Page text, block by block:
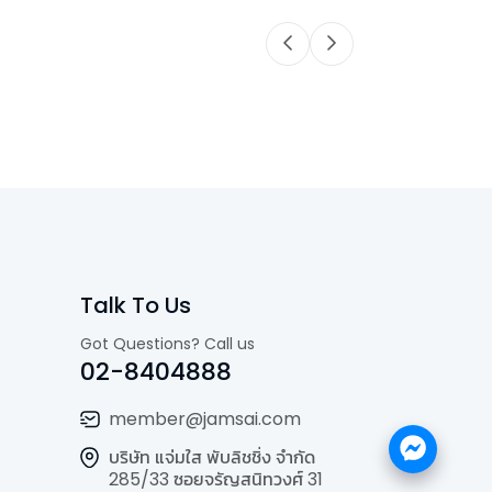
Talk To Us
Got Questions? Call us
02-8404888
member@jamsai.com
บริษัท แจ่มใส พับลิชชิ่ง จำกัด
285/33 ซอยจรัญสนิทวงศ์ 31